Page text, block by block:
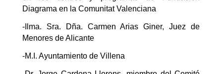
Diagrama en la Comunitat Valenciana
-Ilma. Sra. Dña. Carmen Arias Giner, Juez de
Menores de Alicante
-M.I. Ayuntamiento de Villena